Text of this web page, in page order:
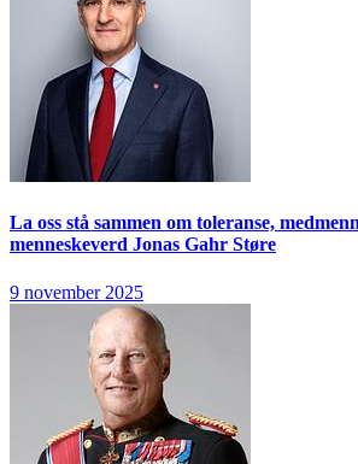
La oss stå sammen om toleranse,
menneskeverd Jonas Gahr Støre
9 november 2025